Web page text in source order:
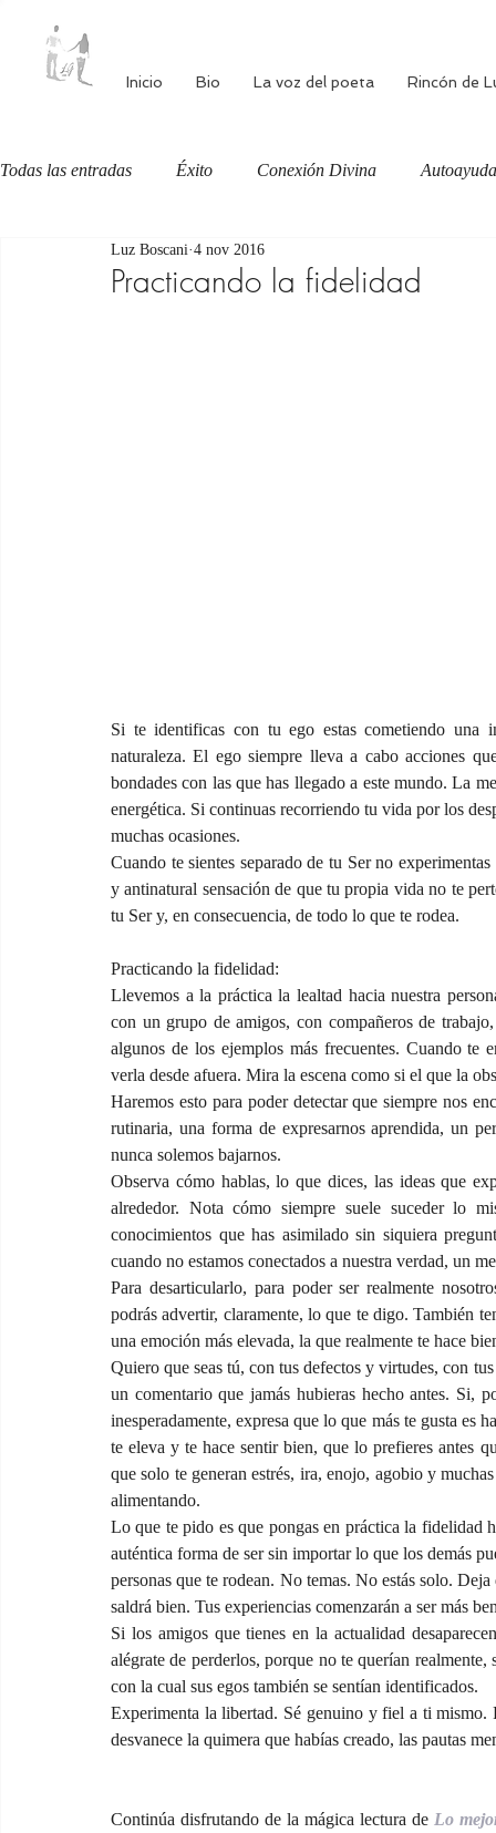
Inicio Bio La voz del poeta Rincón de
Todas las entradas Éxito Conexión Divina Autoayuda
Autoestima Alimentación consciente
Practicando la fidelidad
Luz Boscani 4 nov 2016
Si te identificas con tu ego estas cometiendo
naturaleza. El ego siempre lleva a cabo acciones
bondades con las que has llegado a este mundo. La
energética. Si continuas recorriendo tu vida por los
muchas ocasiones.
Cuando te sientes separado de tu Ser no
y antinatural sensación de que tu propia vida no te
tu Ser y, en consecuencia, de todo lo que te rodea.
Practicando la fidelidad:
Llevemos a la práctica la lealtad hacia nuestra
con un grupo de amigos, con compañeros de
algunos de los ejemplos más frecuentes. Cuando te
verla desde afuera. Mira la escena como si el que la
Haremos esto para poder detectar que siempre nos
rutinaria, una forma de expresarnos aprendida, un
nunca solemos bajarnos.
Observa cómo hablas, lo que dices, las ideas que
alrededor. Nota cómo siempre suele suceder lo
conocimientos que has asimilado sin siquiera
cuando no estamos conectados a nuestra verdad, un
Para desarticularlo, para poder ser realmente
podrás advertir, claramente, lo que te digo. También
una emoción más elevada, la que realmente te hace
Quiero que seas tú, con tus defectos y virtudes, con
un comentario que jamás hubieras hecho antes. Si,
inesperadamente, expresa que lo que más te gusta es
te eleva y te hace sentir bien, que lo prefieres antes
que solo te generan estrés, ira, enojo, agobio y
alimentando.
Lo que te pido es que pongas en práctica la fidelidad
auténtica forma de ser sin importar lo que los demás
personas que te rodean. No temas. No estás solo.
saldrá bien. Tus experiencias comenzarán a ser más
Si los amigos que tienes en la actualidad
alégrate de perderlos, porque no te querían
con la cual sus egos también se sentían identificados.
Experimenta la libertad. Sé genuino y fiel a ti mismo.
desvanece la quimera que habías creado, las pautas
Continúa disfrutando de la mágica lectura de Lo